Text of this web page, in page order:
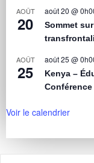
AOÛT
20
août 20 @
Sommet
AOÛT
25
août 25 @
Kenya –
Conférence
Voir le calendrier